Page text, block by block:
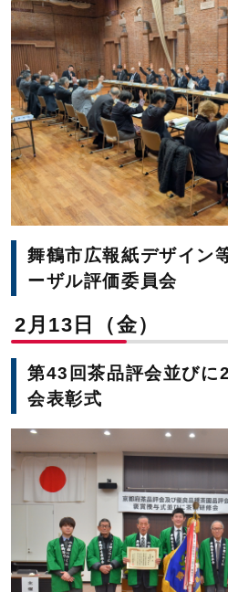
舞鶴市広報紙デザイン
ーザル評価委員会
2月13日（金）
第43回茶品評会並びに
会表彰式